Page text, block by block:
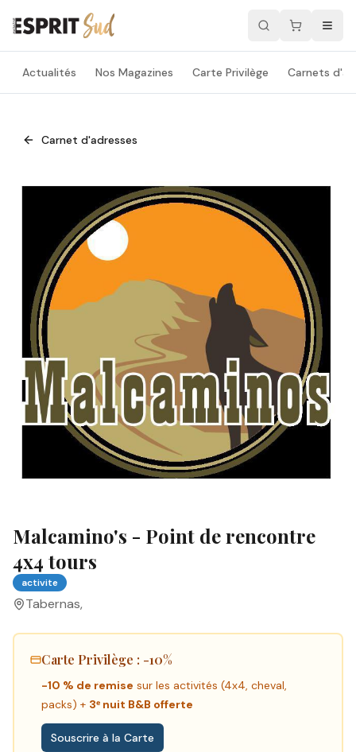
Actualités Nos Magazines Carte Privilège Carnets
Carnet d'adresses
Malcamino's - Point de rencontre
4x4 tours
activite
Tabernas,
Carte Privilège : -10%
-10 % de remise sur les activités (4x4, cheval,
packs) + 3ᵉ nuit B&B offerte
Souscrire à la Carte